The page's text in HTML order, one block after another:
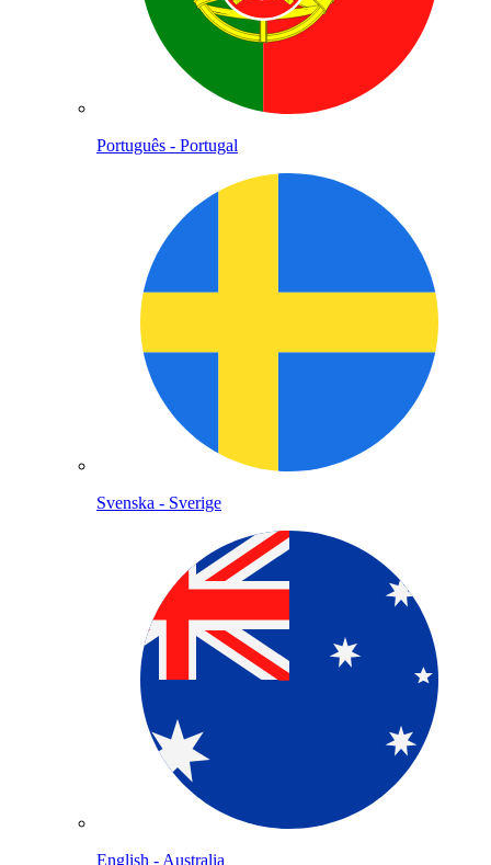
Português - Portugal
Svenska - Sverige
English - Australia